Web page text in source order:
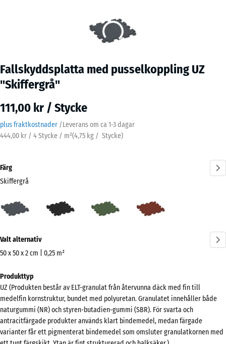
Fallskyddsplatta med pusselkoppling UZ
"Skiffergrå"
111,00 kr / Stycke
plus fraktkostnader /Leverans om ca 1-3 dagar
444,00 kr / 4 Stycke / m²(4,75 kg / Stycke)
Färg
Skiffergrå
(active)
information
om
Visa
färgpalett
Skiffergrå (active)
Valt alternativ
50 x 50 x 2 cm | 0,25 m²
för
frakt
540
x
540
Produkttyp
UZ (Produkten består av ELT-granulat från återvunna däck med fin till
medelfin kornstruktur, bundet med polyuretan. Granulatet innehåller både
naturgummi (NR) och styren-butadien-gummi (SBR). För svarta och
antracitfärgade produkter används klart bindemedel, medan färgade
varianter får ett pigmenterat bindemedel som omsluter granulatkornen med